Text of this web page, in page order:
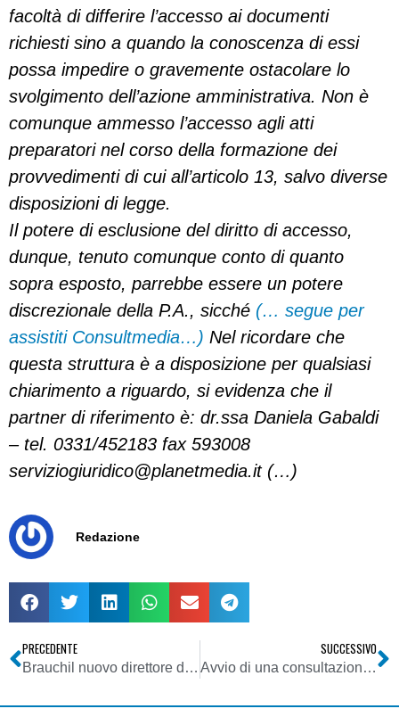
facoltà di differire l’accesso ai documenti
richiesti sino a quando la conoscenza di essi
possa impedire o gravemente ostacolare lo
svolgimento dell’azione amministrativa. Non è
comunque ammesso l’accesso agli atti
preparatori nel corso della formazione dei
provvedimenti di cui all’articolo 13, salvo diverse
disposizioni di legge.
Il potere di esclusione del diritto di accesso,
dunque, tenuto comunque conto di quanto
sopra esposto, parrebbe essere un potere
discrezionale della P.A., sicché (… segue per
assistiti Consultmedia…) Nel ricordare che
questa struttura è a disposizione per qualsiasi
chiarimento a riguardo, si evidenza che il
partner di riferimento è: dr.ssa Daniela Gabaldi
– tel. 0331/452183 fax 593008
serviziogiuridico@planetmedia.it(…)
Redazione
PRECEDENTE
Brauchil nuovo direttore del “Wall Street Journal”, altro passo verso la digitalizzazione dell’informazione
SUCCESSIVO
Avvio di una consultazione pubblica sugli aspetti regolamentari relativi all’assetto della rete di accesso fissa ed alle prospettive delle reti di nuova generazione a larga banda